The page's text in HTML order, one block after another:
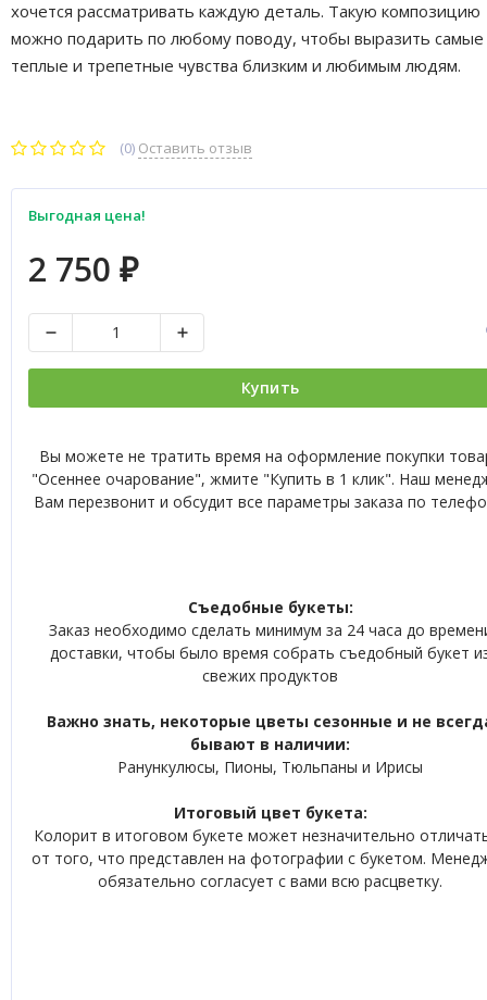
хочется рассматривать каждую деталь. Такую композицию
можно подарить по любому поводу, чтобы выразить самые
теплые и трепетные чувства близким и любимым людям.
(0) Оставить отзыв
Выгодная цена!
2 750 ₽
Купить
Вы можете не тратить время на оформление покупки
"Осеннее очарование", жмите "Купить в 1 клик". Наш
Вам перезвонит и обсудит все параметры заказа по
Съедобные букеты:
Заказ необходимо сделать минимум за 24 часа до
доставки, чтобы было время собрать съедобный букет
свежих продуктов
Важно знать, некоторые цветы сезонные и не
бывают в наличии:
Ранункулюсы, Пионы, Тюльпаны и Ирисы
Итоговый цвет букета:
Колорит в итоговом букете может незначительно
от того, что представлен на фотографии с букетом.
обязательно согласует с вами всю расцветку.